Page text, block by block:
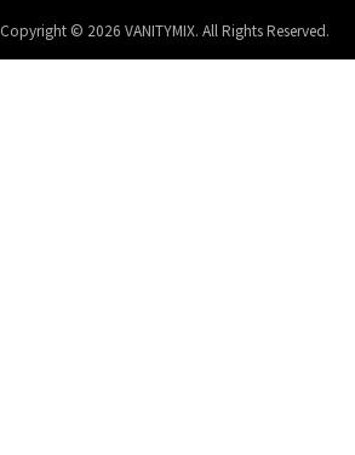
Copyright © 2026 VANITYMIX. All Rights Reserved.